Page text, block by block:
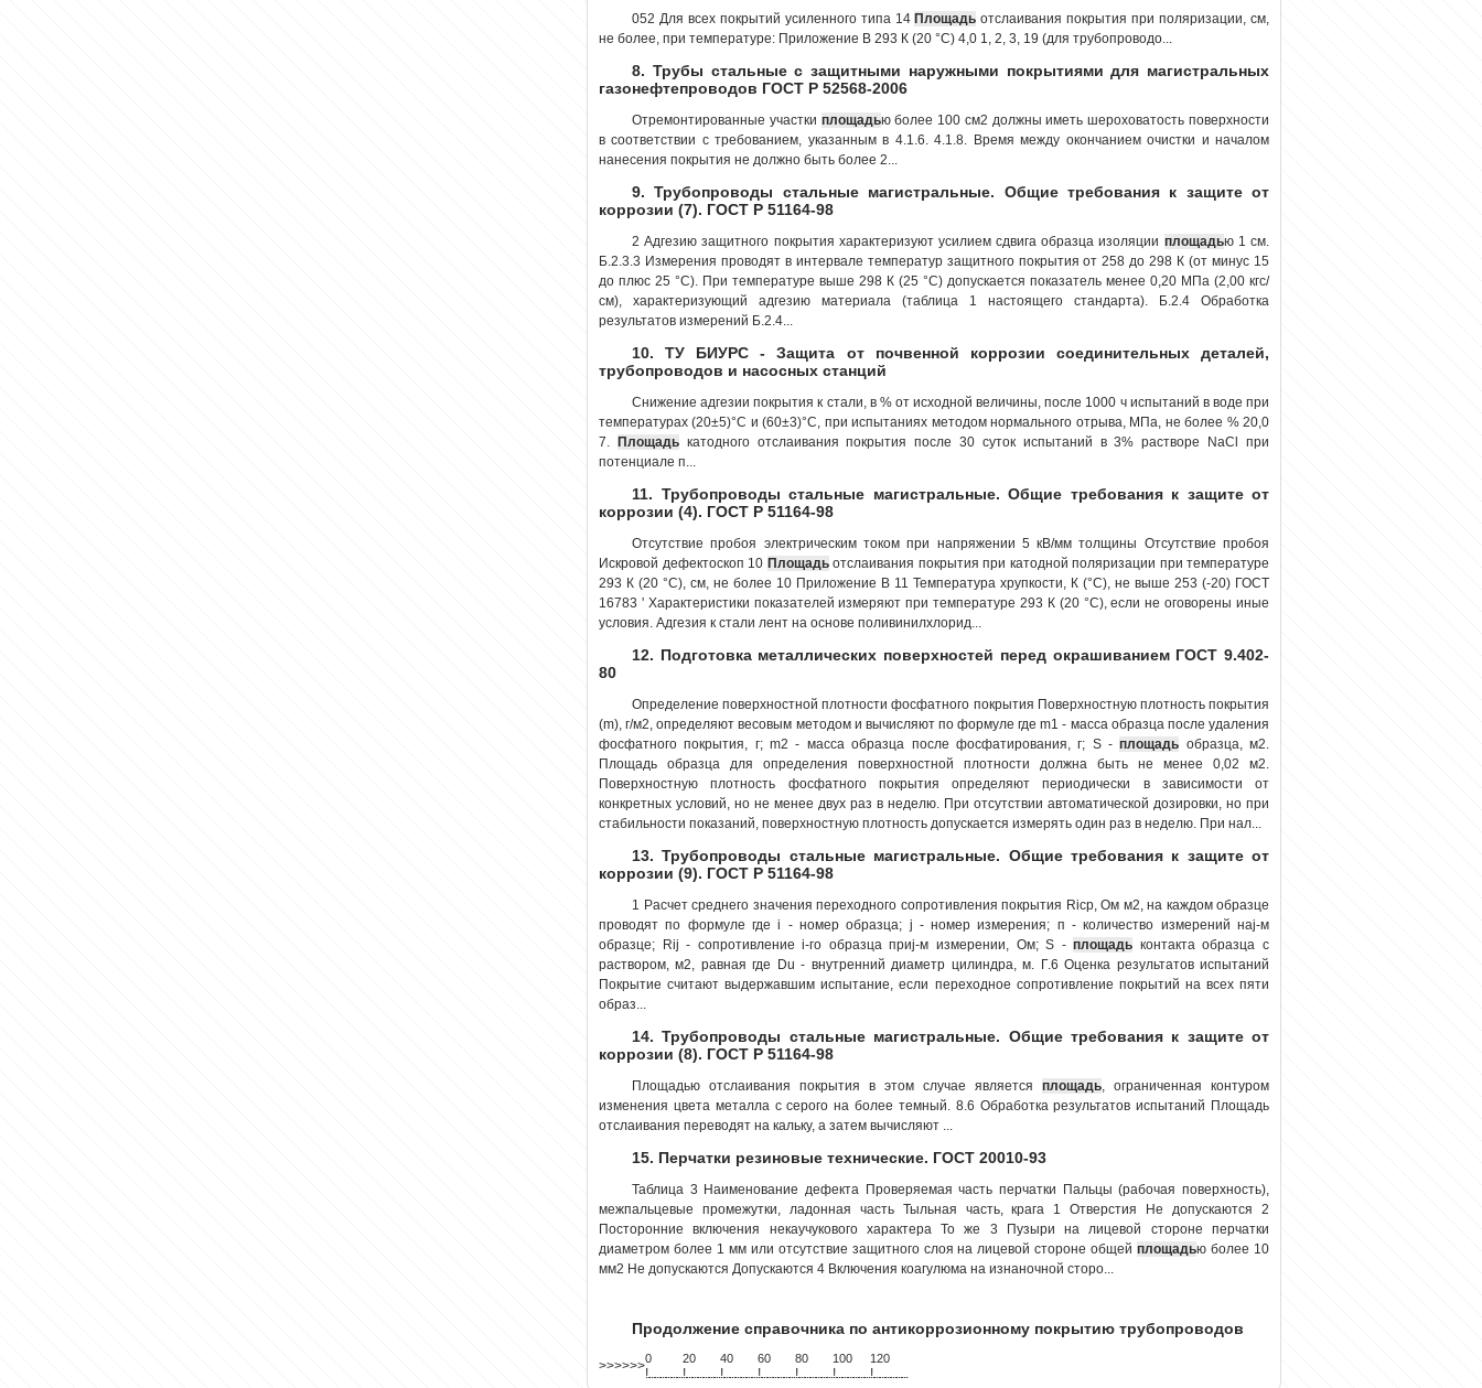
052 Для всех покрытий усиленного типа 14Площадь отслаивания покрытия при поляризации, см,
не более, при температуре: Приложение В 293 К (20 °С) 4,0 1, 2, 3, 19 (для трубопроводо...
8. Трубы стальные с защитными наружными покрытиями для магистральных
газонефтепроводов ГОСТ Р 52568-2006
Отремонтированные участки площадью более 100 см2 должны иметь шероховатость поверхности
в соответствии с требованием, указанным в 4.1.6. 4.1.8. Время между окончанием очистки и началом
нанесения покрытия не должно быть более 2...
9. Трубопроводы стальные магистральные. Общие требования к защите от
коррозии (7). ГОСТ Р 51164-98
2 Адгезию защитного покрытия характеризуют усилием сдвига образца изоляции площадью 1 см.
Б.2.3.3 Измерения проводят в интервале температур защитного покрытия от 258 до 298 К (от минус 15
до плюс 25 °С). При температуре выше 298 К (25 °С) допускается показатель менее 0,20 МПа (2,00 кгс/
см), характеризующий адгезию материала (таблица 1 настоящего стандарта). Б.2.4 Обработка
результатов измерений Б.2.4...
10. ТУ БИУРС - Защита от почвенной коррозии соединительных деталей,
трубопроводов и насосных станций
Снижение адгезии покрытия к стали, в % от исходной величины, после 1000 ч испытаний в воде при
температурах (20±5)°С и (60±3)°С, при испытаниях методом нормального отрыва, МПа, не более % 20,0
7. Площадькатодного отслаивания покрытия после 30 суток испытаний в 3% растворе NaCl при
потенциале п...
11. Трубопроводы стальные магистральные. Общие требования к защите от
коррозии (4). ГОСТ Р 51164-98
Отсутствие пробоя электрическим током при напряжении 5 кВ/мм толщины Отсутствие пробоя
Искровой дефектоскоп 10 Площадьотслаивания покрытия при катодной поляризации при температуре
293 К (20 °С), см, не более 10 Приложение В 11 Температура хрупкости, К (°С), не выше 253 (-20) ГОСТ
16783 ' Характеристики показателей измеряют при температуре 293 К (20 °С), если не оговорены иные
условия. Адгезия к стали лент на основе поливинилхлорид...
12. Подготовка металлических поверхностей перед окрашиванием ГОСТ 9.402-
80
Определение поверхностной плотности фосфатного покрытия Поверхностную плотность покрытия
(m), г/м2, определяют весовым методом и вычисляют по формуле где m1 - мacca образца после удаления
фосфатного покрытия, г; m2 - масса образца после фосфатирования, г; S -площадь образца, м2.
Площадь образца для определения поверхностной плотности должна быть не менее 0,02 м2.
Поверхностную плотность фосфатного покрытия определяют периодически в зависимости от
конкретных условий, но не менее двух раз в неделю. При отсутствии автоматической дозировки, но при
стабильности показаний, поверхностную плотность допускается измерять один раз в неделю. При нал...
13. Трубопроводы стальные магистральные. Общие требования к защите от
коррозии (9). ГОСТ Р 51164-98
1 Расчет среднего значения переходного сопротивления покрытия Riсp, Ом м2, на каждом образце
проводят по формуле где i - номер образца; j - номер измерения; п - количество измерений наj-м
образце; Rij - сопротивление i-го образца приj-м измерении, Ом; S -площадь контакта образца с
раствором, м2, равная где Du - внутренний диаметр цилиндра, м. Г.6 Оценка результатов испытаний
Покрытие считают выдержавшим испытание, если переходное сопротивление покрытий на всех пяти
образ...
14. Трубопроводы стальные магистральные. Общие требования к защите от
коррозии (8). ГОСТ Р 51164-98
Площадью отслаивания покрытия в этом случае является площадь, ограниченная контуром
изменения цвета металла с серого на более темный. 8.6 Обработка результатов испытаний Площадь
отслаивания переводят на кальку, а затем вычисляют ...
15. Перчатки резиновые технические. ГОСТ 20010-93
Таблица 3 Наименование дефекта Проверяемая часть перчатки Пальцы (рабочая поверхность),
межпальцевые промежутки, ладонная часть Тыльная часть, крага 1 Отверстия Не допускаются 2
Посторонние включения некаучукового характера То же 3 Пузыри на лицевой стороне перчатки
диаметром более 1 мм или отсутствие защитного слоя на лицевой стороне общейплощадью более 10
мм2 Не допускаются Допускаются 4 Включения коагулюма на изнаночной сторо...
Продолжение справочника по антикоррозионному покрытию трубопроводов
>>>>>>0
!...................
20
!...................
40
!...................
60
!...................
80
!...................
100
!...................
120
!...................